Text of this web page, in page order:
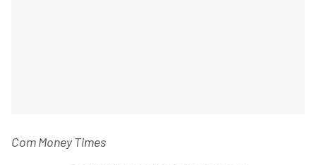
Com Money Times